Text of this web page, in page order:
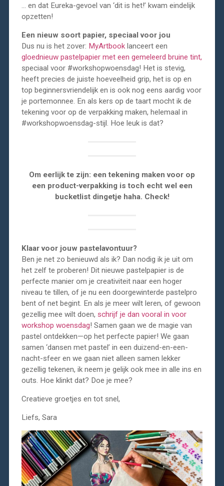
… en dat Eureka-gevoel van ‘dit is het!’ kwam eindelijk
opzetten!
Een nieuw soort papier, speciaal voor jou
Dus nu is het zover: MyArtbooklanceert een
gloednieuw pastelpapier met een gemeleerd bruine tint,
speciaal voor #workshopwoensdag! Het is stevig,
heeft precies de juiste hoeveelheid grip, het is op en
top beginnersvriendelijk en is ook nog eens aardig voor
je portemonnee. En als kers op de taart mocht ik de
tekening voor op de verpakking maken, helemaal in
#workshopwoensdag-stijl. Hoe leuk is dat?
Om eerlijk te zijn: een tekening maken voor op
een product-verpakking is toch echt wel een
bucketlist dingetje haha. Check!
Klaar voor jouw pastelavontuur?
Ben je net zo benieuwd als ik? Dan nodig ik je uit om
het zelf te proberen! Dit nieuwe pastelpapier is de
perfecte manier om je creativiteit naar een hoger
niveau te tillen, of je nu een doorgewinterde pastelpro
bent of net begint. En als je meer wilt leren, of gewoon
gezellig mee wilt doen, schrijf je dan vooral in voor
workshop woensdag! Samen gaan we de magie van
pastel ontdekken—op het perfecte papier! We gaan
samen ‘dansen met pastel’ in een duizend-en-een-
nacht-sfeer en we gaan niet alleen samen lekker
gezellig tekenen, ik neem je gelijk ook mee in alle ins en
outs. Hoe klinkt dat? Doe je mee?
Creatieve groetjes en tot snel,
Liefs, Sara